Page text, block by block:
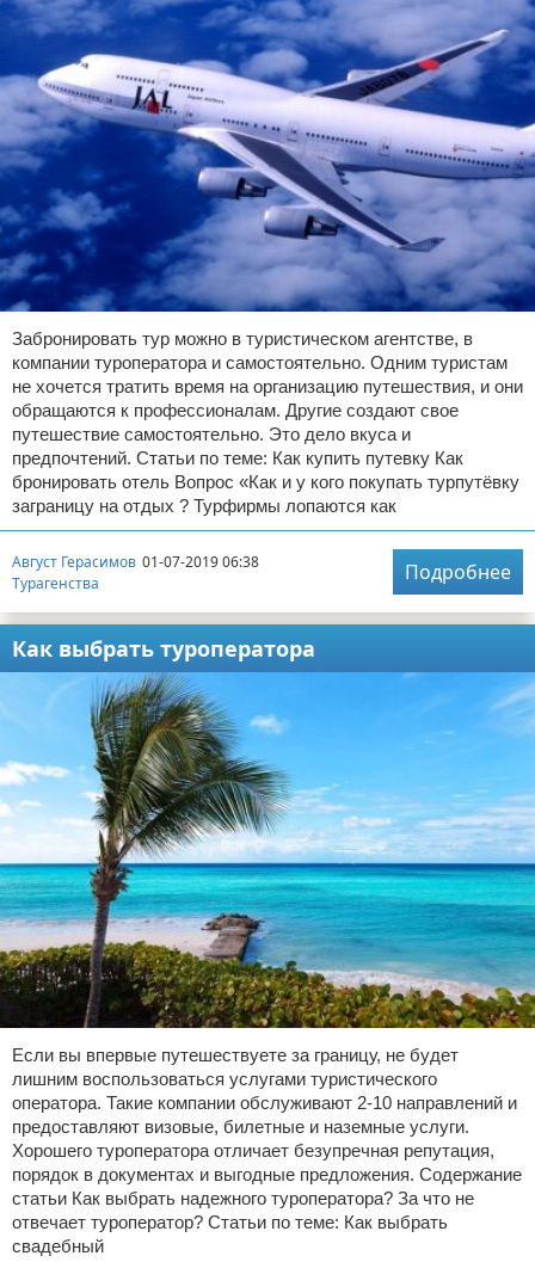
Разное про отдых
Забронировать тур можно в туристическом агентстве, в
компании туроператора и самостоятельно. Одним туристам
не хочется тратить время на организацию путешествия, и они
обращаются к профессионалам. Другие создают свое
путешествие самостоятельно. Это дело вкуса и
предпочтений. Статьи по теме: Как купить путевку Как
бронировать отель Вопрос «Как и у кого покупать турпутёвку
заграницу на отдых ? Турфирмы лопаются как
Август Герасимов 01-07-2019 06:38
Турагенства
Подробнее
Как выбрать туроператора
Если вы впервые путешествуете за границу, не будет
лишним воспользоваться услугами туристического
оператора. Такие компании обслуживают 2-10 направлений и
предоставляют визовые, билетные и наземные услуги.
Хорошего туроператора отличает безупречная репутация,
порядок в документах и выгодные предложения. Содержание
статьи Как выбрать надежного туроператора? За что не
отвечает туроператор? Статьи по теме: Как выбрать
свадебный